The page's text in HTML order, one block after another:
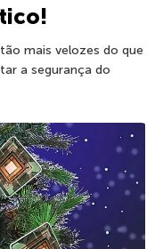
mais velozes do que
a segurança do